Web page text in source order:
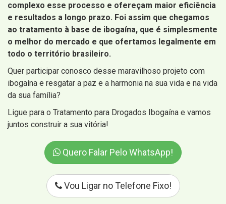
complexo esse processo e ofereçam maior eficiência
e resultados a longo prazo. Foi assim que chegamos
ao tratamento à base de ibogaína, que é simplesmente
o melhor do mercado e que ofertamos legalmente em
todo o território brasileiro.
Quer participar conosco desse maravilhoso projeto com
ibogaína e resgatar a paz e a harmonia na sua vida e na vida
da sua família?
Ligue para o Tratamento para Drogados Ibogaína e vamos
juntos construir a sua vitória!
Quero Falar Pelo WhatsApp!
Vou Ligar no Telefone Fixo!